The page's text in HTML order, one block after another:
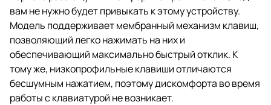
вам не нужно будет привыкать к этому устройству.
Модель поддерживает мембранный механизм клавиш,
позволяющий легко нажимать на них и
обеспечивающий максимально быстрый отклик. К
тому же, низкопрофильные клавиши отличаются
бесшумным нажатием, поэтому дискомфорта во время
работы с клавиатурой не возникает.